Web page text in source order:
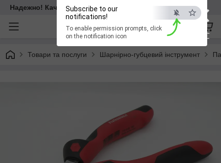
×
ESC
Subscribe to our
notifications!
To enable permission prompts, click
on the notification icon
Надежно! Качественно! Для всех!
Товари та послуги Шарнірно-губцевий інструмент